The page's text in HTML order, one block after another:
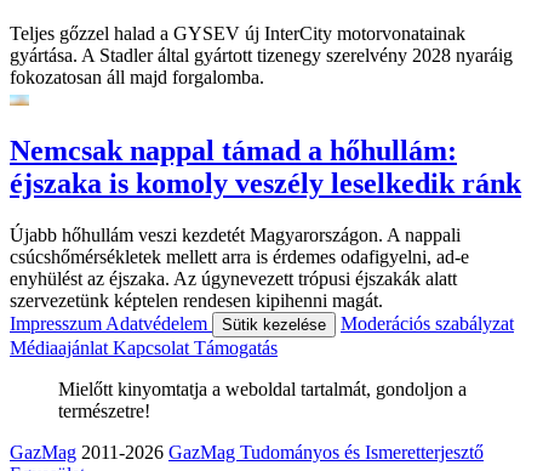
Teljes gőzzel halad a GYSEV új InterCity motorvonatainak
gyártása. A Stadler által gyártott tizenegy szerelvény 2028 nyaráig
fokozatosan áll majd forgalomba.
Nemcsak nappal támad a hőhullám:
éjszaka is komoly veszély leselkedik ránk
Újabb hőhullám veszi kezdetét Magyarországon. A nappali
csúcshőmérsékletek mellett arra is érdemes odafigyelni, ad-e
enyhülést az éjszaka. Az úgynevezett trópusi éjszakák alatt
szervezetünk képtelen rendesen kipihenni magát.
Impresszum Adatvédelem Sütik kezelése
Moderációs szabályzat
Médiaajánlat Kapcsolat Támogatás
Mielőtt kinyomtatja a weboldal tartalmát, gondoljon a
természetre!
GazMag 2011-2026 GazMag Tudományos és Ismeretterjesztő